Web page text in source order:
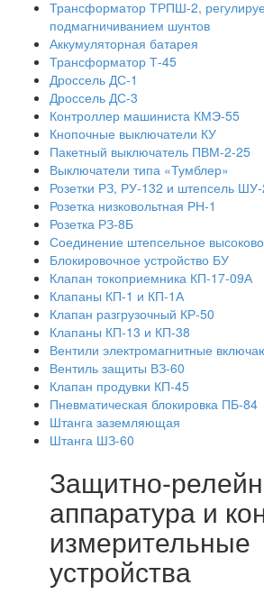
Трансформатор ТРПШ-2,
подмагничиванием шунтов
Аккумуляторная батарея
Трансформатор Т-45
Дроссель ДС-1
Дроссель ДС-3
Контроллер машиниста КМЭ-55
Кнопочные выключатели КУ
Пакетный выключатель ПВМ-2-25
Выключатели типа «Тумблер»
Розетки РЗ, РУ-132 и штепсель ШУ-
Розетка низковольтная РН-1
Розетка РЗ-8Б
Соединение штепсельное
Блокировочное устройство БУ
Клапан токоприемника КП-17-09А
Клапаны КП-1 и КП-1А
Клапан разгрузочный КР-50
Клапаны КП-13 и КП-38
Вентили электромагнитные
Вентиль защиты ВЗ-60
Клапан продувки КП-45
Пневматическая блокировка ПБ-84
Штанга заземляющая
Штанга ШЗ-60
Защитно-
аппаратура и
измерительные
устройства